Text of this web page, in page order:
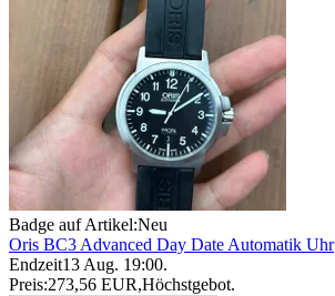
Badge auf Artikel:Neu
Oris BC3 Advanced Day Date Automatik Uhr
Endzeit13 Aug. 19:00.
Preis:273,56 EUR,Höchstgebot.